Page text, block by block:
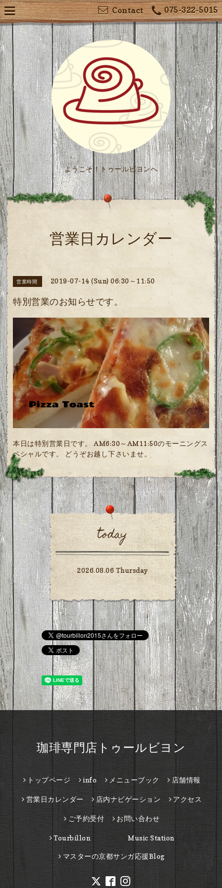
075-322-5015
Contact
ようこそ！トゥールビヨンへ
営業日カレンダー
営業時間 2019-07-14 (Sun) 06:30～11:50
特別営業のお知らせです。
本日は特別営業日です。 AM6:30～AM11:50のモーニングス
ペシャルです。 どうぞお越し下さいませ。
today
2026.08.06 Thursday
珈琲専門店トゥールビヨン
トップページ info メニューブック 店舗情報
営業日カレンダー 店内ナビゲーション アクセス
ご予約受付 お問い合わせ
Tourbillon Music Station
マスターの京都サンガ応援Blog